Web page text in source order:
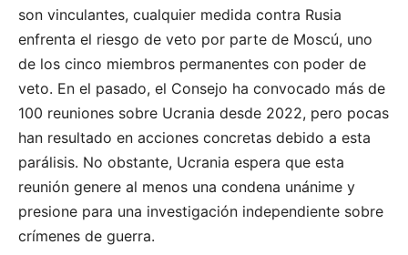
son vinculantes, cualquier medida contra Rusia
enfrenta el riesgo de veto por parte de Moscú, uno
de los cinco miembros permanentes con poder de
veto. En el pasado, el Consejo ha convocado más de
100 reuniones sobre Ucrania desde 2022, pero pocas
han resultado en acciones concretas debido a esta
parálisis. No obstante, Ucrania espera que esta
reunión genere al menos una condena unánime y
presione para una investigación independiente sobre
crímenes de guerra.